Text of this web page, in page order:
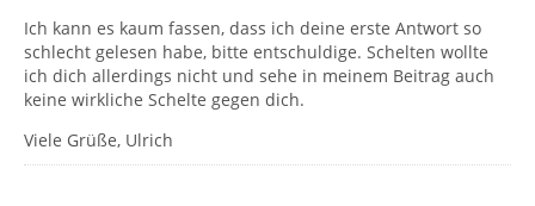
Ich kann es kaum fassen, dass ich deine erste Antwort so
schlecht gelesen habe, bitte entschuldige. Schelten wollte
ich dich allerdings nicht und sehe in meinem Beitrag auch
keine wirkliche Schelte gegen dich.
Viele Grüße, Ulrich